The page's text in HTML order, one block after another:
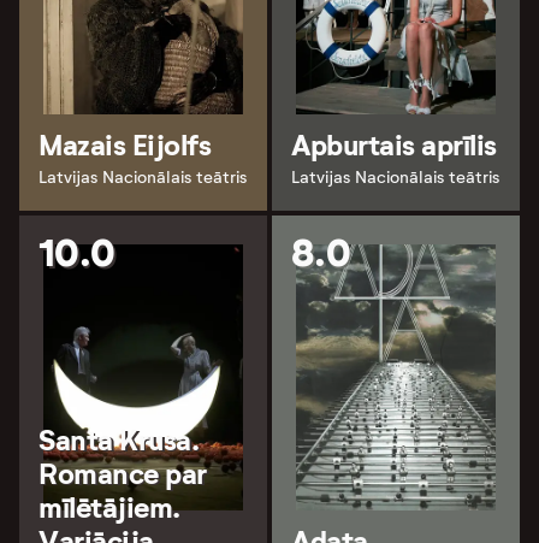
Mazais Eijolfs
Latvijas Nacionālais teātris
Apburtais aprīlis
Latvijas Nacionālais teātris
10.0
Santa Krusa.
Romance par
mīlētājiem.
8.0